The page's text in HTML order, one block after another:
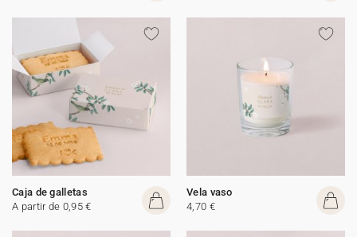
Caja de galletas
A partir de 0,95 €
Vela vaso
4,70 €